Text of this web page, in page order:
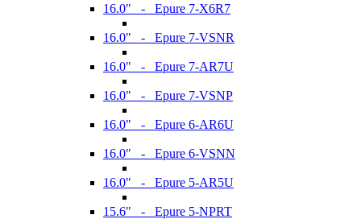
16.0" - Epure 7-X6R7
16.0" - Epure 7-VSNR
16.0" - Epure 7-AR7U
16.0" - Epure 7-VSNP
16.0" - Epure 6-AR6U
16.0" - Epure 6-VSNN
16.0" - Epure 5-AR5U
15.6" - Epure 5-NPRT